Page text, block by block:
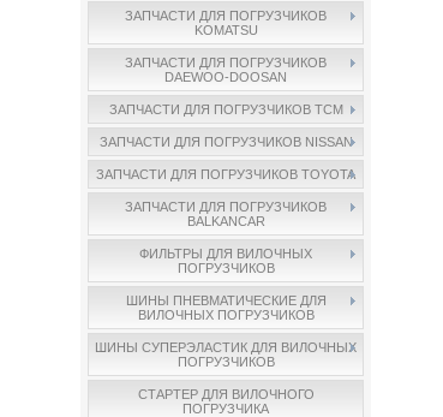
ЗАПЧАСТИ ДЛЯ ПОГРУЗЧИКОВ
KOMATSU
ЗАПЧАСТИ ДЛЯ ПОГРУЗЧИКОВ
DAEWOO-DOOSAN
ЗАПЧАСТИ ДЛЯ ПОГРУЗЧИКОВ TCM
ЗАПЧАСТИ ДЛЯ ПОГРУЗЧИКОВ NISSAN
ЗАПЧАСТИ ДЛЯ ПОГРУЗЧИКОВ TOYOTA
ЗАПЧАСТИ ДЛЯ ПОГРУЗЧИКОВ
BALKANCAR
ФИЛЬТРЫ ДЛЯ ВИЛОЧНЫХ
ПОГРУЗЧИКОВ
ШИНЫ ПНЕВМАТИЧЕСКИЕ ДЛЯ
ВИЛОЧНЫХ ПОГРУЗЧИКОВ
ШИНЫ СУПЕРЭЛАСТИК ДЛЯ ВИЛОЧНЫХ
ПОГРУЗЧИКОВ
СТАРТЕР ДЛЯ ВИЛОЧНОГО
ПОГРУЗЧИКА